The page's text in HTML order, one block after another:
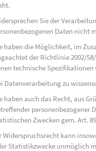
Sie der
Daten nicht
haben die Möglichkeit, im
der Richtlinie 2002/
technische
Datenverarbeitung zu
haben auch das Recht, aus
personenbezogener
Zwecken gem. Art.
Widerspruchsrecht kann
Statistikzwecke unmöglich